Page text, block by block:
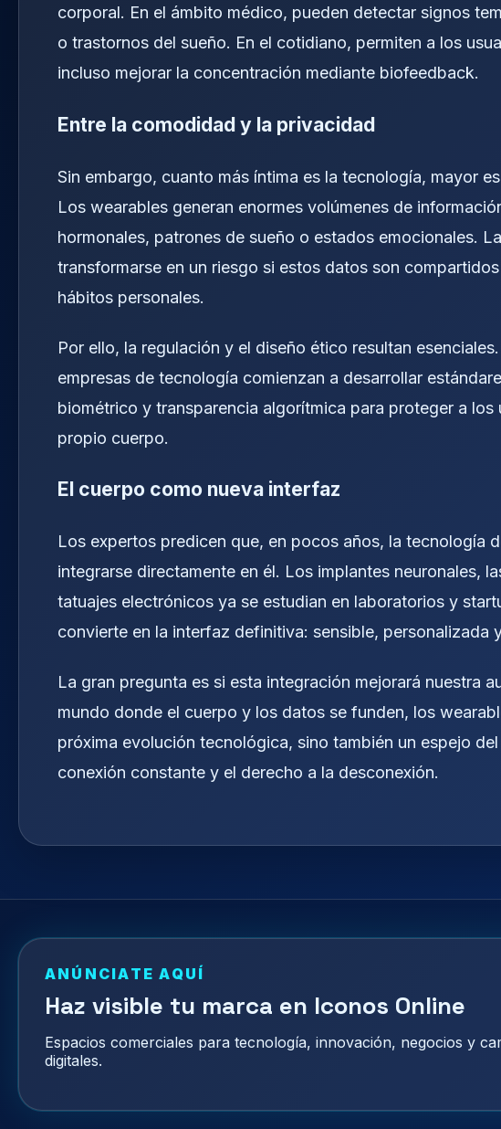
corporal. En el ámbito médico, pueden detectar signos
o trastornos del sueño. En el cotidiano, permiten a los
incluso mejorar la concentración mediante biofeedback.
Entre la comodidad y la privacidad
Sin embargo, cuanto más íntima es la tecnología, mayor
Los wearables generan enormes volúmenes de
hormonales, patrones de sueño o estados emocionales.
transformarse en un riesgo si estos datos son
hábitos personales.
Por ello, la regulación y el diseño ético resultan
empresas de tecnología comienzan a desarrollar
biométrico y transparencia algorítmica para proteger a los
propio cuerpo.
El cuerpo como nueva interfaz
Los expertos predicen que, en pocos años, la tecnología
integrarse directamente en él. Los implantes neuronales,
tatuajes electrónicos ya se estudian en laboratorios y
convierte en la interfaz definitiva: sensible, personalizada
La gran pregunta es si esta integración mejorará nuestra
mundo donde el cuerpo y los datos se funden, los
próxima evolución tecnológica, sino también un espejo
conexión constante y el derecho a la desconexión.
ANÚNCIATE AQUÍ
Haz visible tu marca en Iconos Online
Espacios comerciales para tecnología, innovación, negocios y
digitales.